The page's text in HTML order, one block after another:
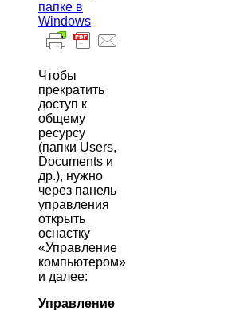
папке в
Windows
Чтобы
прекратить
доступ к
общему
ресурсу
(папки Users,
Documents и
др.), нужно
через панель
управления
открыть
оснастку
«Управление
компьютером»
и далее:
Управление